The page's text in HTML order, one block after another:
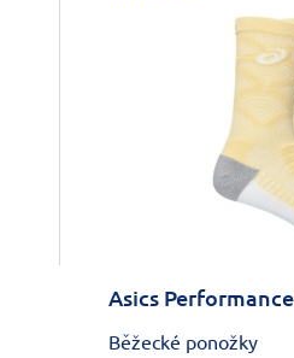
Asics
Běžecké ponožky